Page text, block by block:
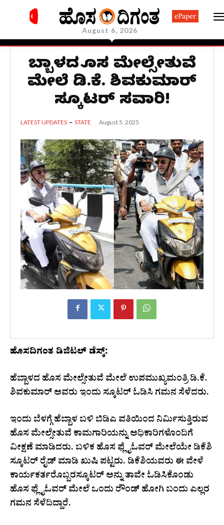
August 6, 2026
ePaper
ಹೆಬ್ಬಾಳದ ಹೊಸ ಮೇಲ್ಸೇತುವೆ
ಮೇಲೆ ಡಿ.ಕೆ. ಶಿವಕುಮಾರ್
ಸ್ಕೂಟರ್ ಸವಾರಿ!
LATEST UPDATES STATE August 5, 2025
ಹೊಸದಿಗಂತ ಡಿಜಿಟಲ್ ಡೆಸ್ಕ್:
ಹೆಬ್ಬಾಳದ ಹೊಸ ಮೇಲ್ಸೇತುವೆ ಮೇಲೆ ಉಪಮುಖ್ಯಮಂತ್ರಿ ಡಿ.ಕೆ.
ಶಿವಕುಮಾರ್ ಅವರು ಇಂದು ಸ್ಕೂಟರ್ ಓಡಿಸಿ ಗಮನ ಸೆಳೆದರು.
ಇಂದು ಬೆಳಗ್ಗೆ ಹೆಬ್ಬಾಳ ಬಳಿ ಬಿಡಿಎ ವತಿಯಿಂದ ನಿರ್ಮಿಸುತ್ತಿರುವ
ಹೊಸ ಮೇಲ್ಸೇತುವೆ ಕಾಮಗಾರಿಯನ್ನು ಅಧಿಕಾರಿಗಳೊಂದಿಗೆ
ವೀಕ್ಷಣೆ ಮಾಡಿದರು. ಬಳಿಕ ಹೊಸ ಫ್ಲೈಓವರ್ ಮೇಲೆಯೇ ಡಿಕೆಶಿ
ಸ್ಕೂಟರ್ ರೈಡ್ ಮಾಡಿ ಖುಷಿ ಪಟ್ಟರು. ಡಿಕೆಶಿಯವರು ಈ ವೇಳೆ
ಕಾರ್ಯಕರ್ತರೊಬ್ಬರಸ್ಕೂಟರ್ ಅನ್ನು ತಾವೇ ಓಡಿಸಿಕೊಂಡು
ಹೊಸ ಫ್ಲೈಓವರ್ ಮೇಲೆ ಒಂದು ರೌಂಡ್ ಹೋಗಿ ಬಂದು ಎಲ್ಲರ
ಗಮನ ಸೆಳೆದಿದ್ದಾರೆ.